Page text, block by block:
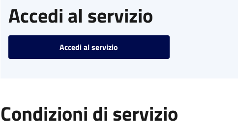
Accedi al servizio
Accedi al servizio
Condizioni di servizio